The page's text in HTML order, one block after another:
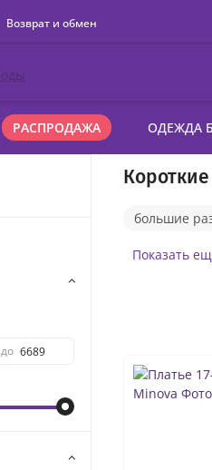
Возврат и обмен
РАСПРОДАЖА ОДЕЖДА
большие
с пышной
Показать
до